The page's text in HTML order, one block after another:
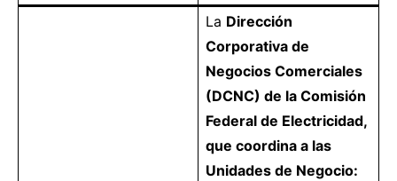
La Dirección
Corporativa de
Negocios Comerciales
(DCNC) de la Comisión
Federal de Electricidad,
que coordina a las
Unidades de Negocio: